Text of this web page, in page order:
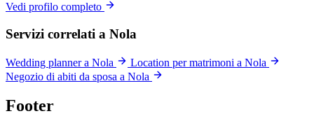
Vedi profilo completo
Servizi correlati a Nola
Wedding planner a Nola
Location per matrimoni a Nola
Negozio di abiti da sposa a Nola
Footer